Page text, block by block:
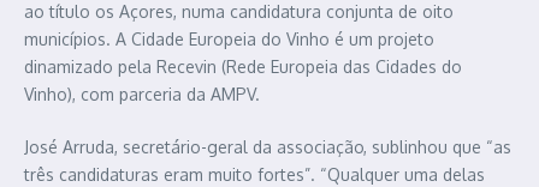
ao título os Açores, numa candidatura conjunta de oito
municípios. A Cidade Europeia do Vinho é um projeto
dinamizado pela Recevin (Rede Europeia das Cidades do
Vinho), com parceria da AMPV.
José Arruda, secretário-geral da associação, sublinhou que “as
três candidaturas eram muito fortes”. “Qualquer uma delas